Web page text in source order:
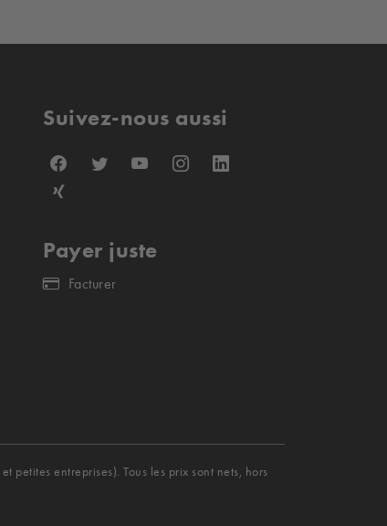
Suivez-nous aussi
Payer juste
Facturer
petites entreprises). Tous les prix sont nets, hors